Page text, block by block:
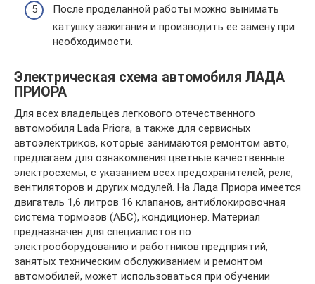
После проделанной работы можно вынимать
катушку зажигания и производить ее замену при
необходимости.
Электрическая схема автомобиля ЛАДА
ПРИОРА
Для всех владельцев легкового отечественного
автомобиля Lada Priora, а также для сервисных
автоэлектриков, которые занимаются ремонтом авто,
предлагаем для ознакомления цветные качественные
электросхемы, с указанием всех предохранителей, реле,
вентиляторов и других модулей. На Лада Приора имеется
двигатель 1,6 литров 16 клапанов, антиблокировочная
система тормозов (АБС), кондиционер. Материал
предназначен для специалистов по
электрооборудованию и работников предприятий,
занятых техническим обслуживанием и ремонтом
автомобилей, может использоваться при обучении